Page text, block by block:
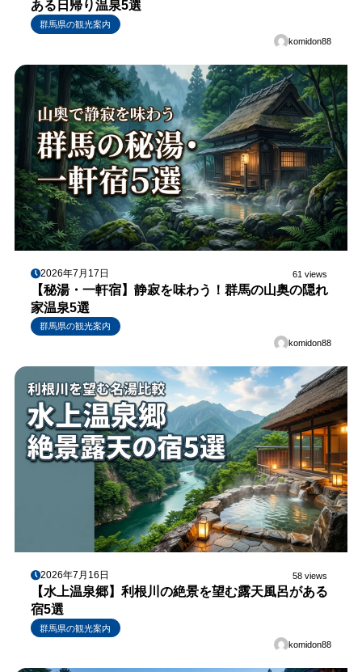
ある日帰り温泉5選
群馬県の観光案内
komidon88
2026年7月17日 61 views
【秘湯・一軒宿】静寂を味わう！群馬の山奥の隠れ
家温泉5選
群馬県の観光案内
komidon88
2026年7月16日 58 views
【水上温泉郷】利根川の絶景を望む露天風呂がある
宿5選
群馬県の観光案内
komidon88